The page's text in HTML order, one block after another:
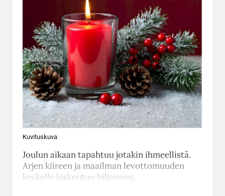
Kuvituskuva
Joulun aikaan tapahtuu jotakin ihmeellistä.
Arjen kiireen ja maailman levottomuuden
keskelle laskeutuu hiljaisuus.